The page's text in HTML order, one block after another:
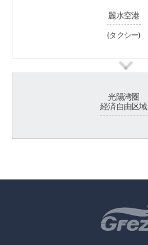
麗水空港
(タクシー)
光陽湾圏
経済自由区域